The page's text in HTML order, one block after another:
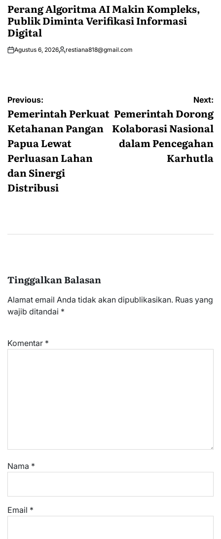
Perang Algoritma AI Makin Kompleks,
Publik Diminta Verifikasi Informasi
Digital
Agustus 6, 2026Posted
restiana818@gmail.com
Navigasi
pos
Previous:
Pemerintah Perkuat
Ketahanan Pangan
Papua Lewat
Perluasan Lahan
dan Sinergi
Distribusi
Next:
Pemerintah Dorong
Kolaborasi Nasional
dalam Pencegahan
Karhutla
Tinggalkan Balasan
Alamat email Anda tidak akan dipublikasikan. Ruas yang
wajib ditandai *
Komentar *
Nama *
Email *